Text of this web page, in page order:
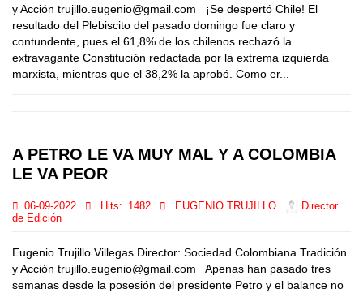
y Acción trujillo.eugenio@gmail.com ¡Se despertó Chile! El
resultado del Plebiscito del pasado domingo fue claro y
contundente, pues el 61,8% de los chilenos rechazó la
extravagante Constitución redactada por la extrema izquierda
marxista, mientras que el 38,2% la aprobó. Como er...
A PETRO LE VA MUY MAL Y A COLOMBIA
LE VA PEOR
06-09-2022 Hits: 1482 EUGENIO TRUJILLO
Director
de Edición
Eugenio Trujillo Villegas Director: Sociedad Colombiana Tradición
y Acción trujillo.eugenio@gmail.com Apenas han pasado tres
semanas desde la posesión del presidente Petro y el balance no